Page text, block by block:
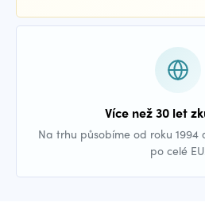
Více než 30 let
Na trhu působíme od roku
po celé